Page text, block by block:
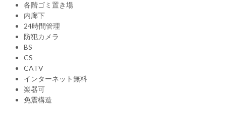
各階ゴミ置き場
内廊下
24時間管理
防犯カメラ
BS
CS
CATV
インターネット無料
楽器可
免震構造